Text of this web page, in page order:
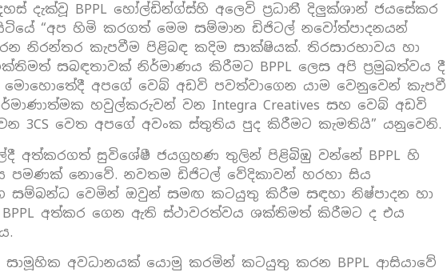
දැක්වූ BPPL හෝල්ඩින්ග්ස්හි අලෙවි ප්‍රධානී දිලුක්ශාන් ජයසේකර
“අප හිමි කරගත් මෙම සම්මාන ඩිජිටල් නවෝත්පාදනයන්
නිරන්තර කැපවීම පිළිබඳ කදිම සාක්ෂියක්. තිරසාරභාවය හා
සබඳතාවක් නිර්මාණය කිරීමට BPPL ලෙස අපි ප්‍රමුඛත්වය දී
අපගේ වෙබ් අඩවි පවත්වාගෙන යාම වෙනුවෙන් කැපවී
හවුල්කරුවන් වන Integra Creatives සහ වෙබ් අඩවි
3CS වෙත අපගේ අවංක ස්තුතිය පුද කිරීමට කැමතියි” යනුවෙනි.
අත්කරගත් සුවිශේෂී ජයග්‍රහණ තුලින් පිළිබිඹු වන්නේ BPPL හි
පමණක් නොවේ. නවතම ඩිජිටල් වේදිකාවන් හරහා සිය
සම්බන්ධ වෙමින් ඔවුන් සමඟ කටයුතු කිරීම සඳහා නිෂ්පාදන හා
BPPL අත්කර ගෙන ඇති ස්ථාවරත්වය ශක්තිමත් කිරීමට ද එය
සාමූහික අවධානයක් යොමු කරමින් කටයුතු කරන BPPL ආසියාවේ